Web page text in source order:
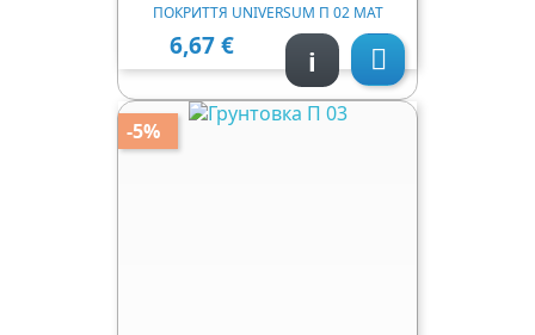
ПОКРИТТЯ UNIVERSUM П 02 МАТ
Ціна
6,67 € 
i
-5%